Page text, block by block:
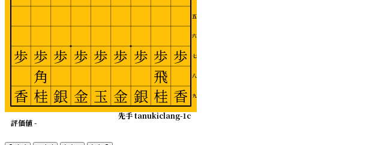
五
六
七
八
九
先手 tanukiclang-1c
評価値 -
歩
香
歩
飛
桂
歩
銀
歩
金
歩
玉
歩
金
歩
銀
歩
角
桂
歩
香